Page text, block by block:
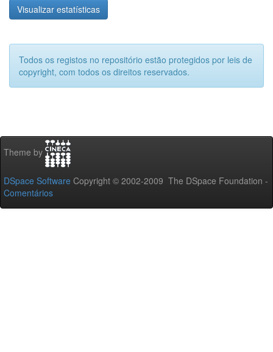
Visualizar estatísticas
Todos os registos no repositório estão protegidos por leis de
copyright, com todos os direitos reservados.
Theme by
DSpace Software Copyright © 2002-2009 The DSpace Foundation -
Comentários